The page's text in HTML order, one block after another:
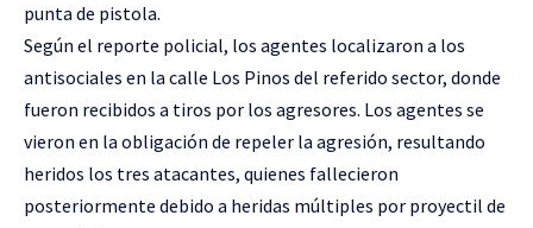
punta de pistola.
Según el reporte policial, los agentes localizaron a los
antisociales en la calle Los Pinos del referido sector, donde
fueron recibidos a tiros por los agresores. Los agentes se
vieron en la obligación de repeler la agresión, resultando
heridos los tres atacantes, quienes fallecieron
posteriormente debido a heridas múltiples por proyectil de